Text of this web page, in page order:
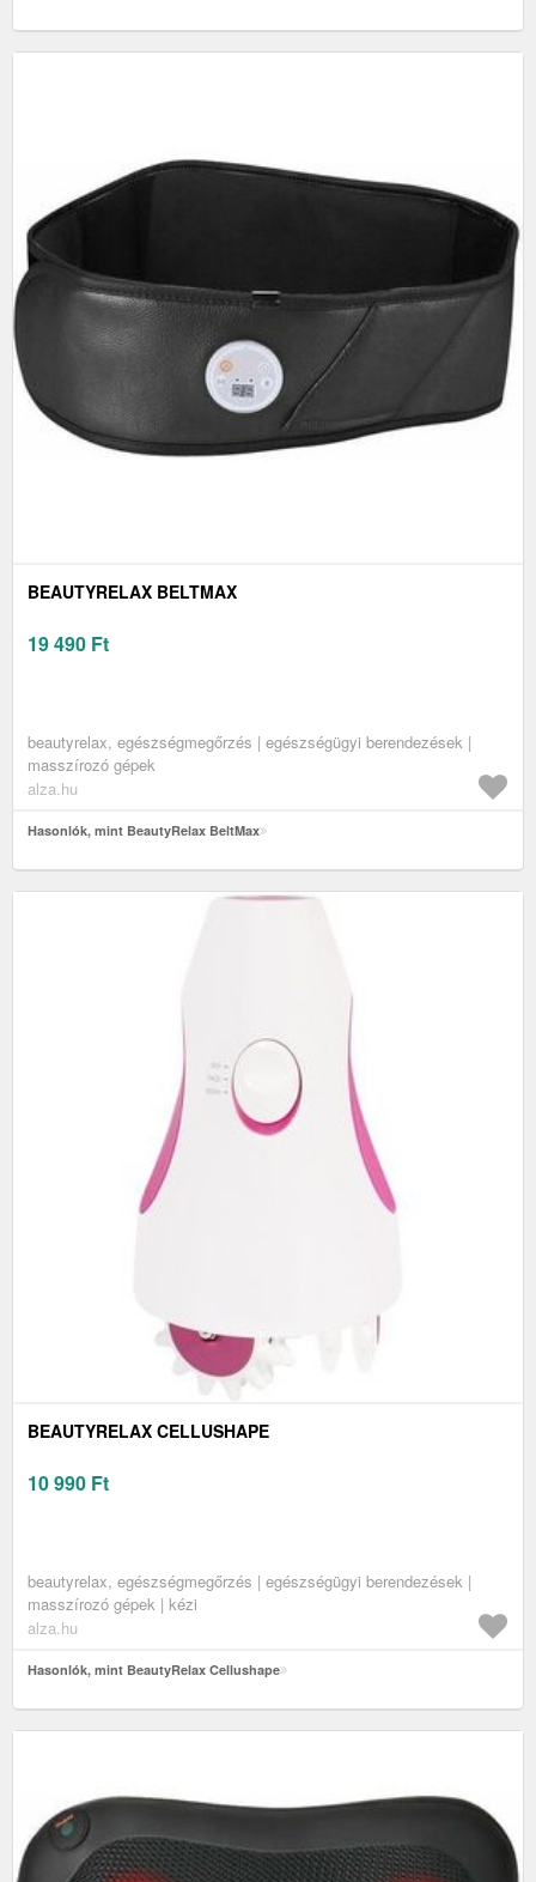
BEAUTYRELAX BELTMAX
19 490 Ft
beautyrelax, egészségmegőrzés | egészségügyi berendezések |
masszírozó gépek
alza.hu
Hasonlók, mint BeautyRelax BeltMax
BEAUTYRELAX CELLUSHAPE
10 990 Ft
beautyrelax, egészségmegőrzés | egészségügyi berendezések |
masszírozó gépek | kézi
alza.hu
Hasonlók, mint BeautyRelax Cellushape